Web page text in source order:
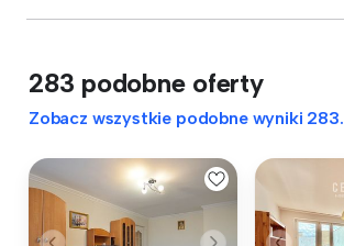
283 podobne oferty
Zobacz wszystkie podobne wyniki 283.